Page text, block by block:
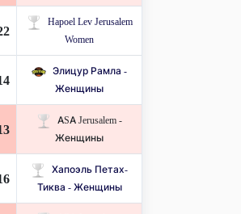
Hapoel Lev Jerusalem
Women
Элицур Рамла -
Женщины
ASA Jerusalem -
Женщины
Хапоэль Петах-
Тиква - Женщины